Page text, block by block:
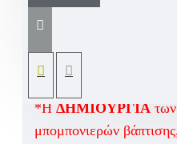
μπομπονιέρα βάπτισης
τύπωμα σε αδιάβροχο
*Η ΔΗΜΙΟΥΡΓΙΑ
μπομπονιερών